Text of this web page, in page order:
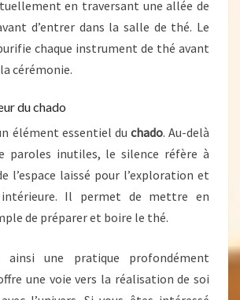
en traversant une allée de
d’entrer dans la salle de thé. Le
chaque instrument de thé avant
cérémonie.
du chado
élément essentiel du chado. Au-delà
paroles inutiles, le silence réfère à
l’espace laissé pour l’exploration et
intérieure. Il permet de mettre en
de préparer et boire le thé.
une pratique profondément
une voie vers la réalisation de soi